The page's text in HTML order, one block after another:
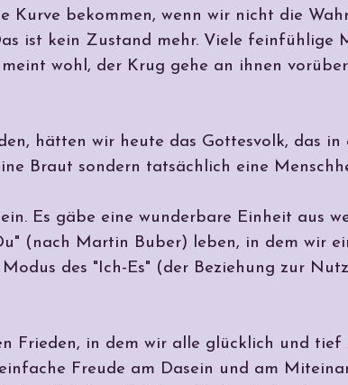
Kurve bekommen, wenn wir nicht die
ist kein Zustand mehr. Viele feinfühlige
wohl, der Krug gehe an ihnen
hätten wir heute das Gottesvolk, das in
Braut sondern tatsächlich eine
Es gäbe eine wunderbare Einheit aus
(nach Martin Buber) leben, in dem wir
des "Ich-Es" (der Beziehung zur
Frieden, in dem wir alle glücklich und
Freude am Dasein und am